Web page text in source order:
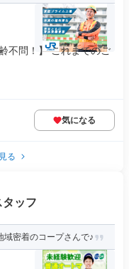
不問！】 これまでのご
気になる
る
タッフ
域密着のコープさんで♪